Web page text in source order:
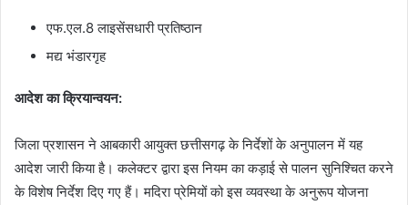
एफ.एल.8 लाइसेंसधारी प्रतिष्ठान
मद्य भंडारगृह
आदेश का क्रियान्वयन:
जिला प्रशासन ने आबकारी आयुक्त छत्तीसगढ़ के निर्देशों के अनुपालन में यह
आदेश जारी किया है। कलेक्टर द्वारा इस नियम का कड़ाई से पालन सुनिश्चित करने
के विशेष निर्देश दिए गए हैं। मदिरा प्रेमियों को इस व्यवस्था के अनुरूप योजना